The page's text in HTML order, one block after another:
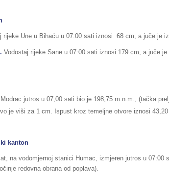
rijeke Une u Bihaću u 07:00 sati iznosi 68 cm, a juče je
Vodostaj rijeke Sane u 07:00 sati iznosi 179 cm, a juče
jutros u 07,00 sati bio je 198,75 m.n.m., (tačka
je viši za 1 cm. Ispust kroz temeljne otvore iznosi 43,20
kanton
na vodomjernoj stanici Humac, izmjeren jutros u
redovna obrana od poplava).